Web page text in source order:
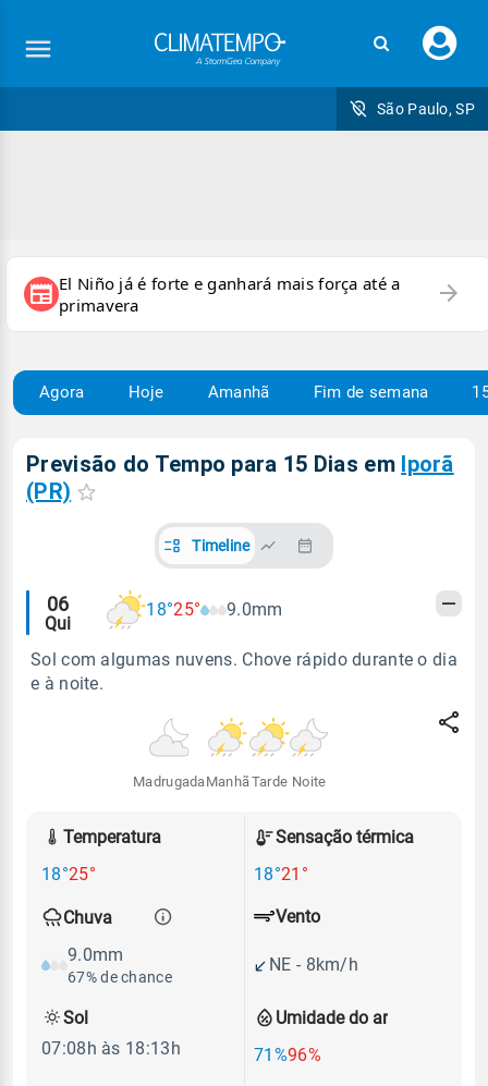
seu
São Paulo, SP
newspaper El Niño já é forte e ganhará mais força até a
primavera
arrow_forward
Agora Hoje Amanhã Fim de semana
Previsão do Tempo para 15 Dias em Iporã
(PR)
Timeline
Alertas
meteorológicos
06
Qui
18°25° 9.0mm
Sol com algumas nuvens. Chove rápido durante o dia
e à noite.
Madrugada Manhã Tarde Noite
Temperatura
18°25°
Sensação térmica
18°21°
Chuva
9.0mm
67% de chance
Umidade do ar
71%96%
Vento
NE - 8km/h
Sol
07:08h às 18:13h